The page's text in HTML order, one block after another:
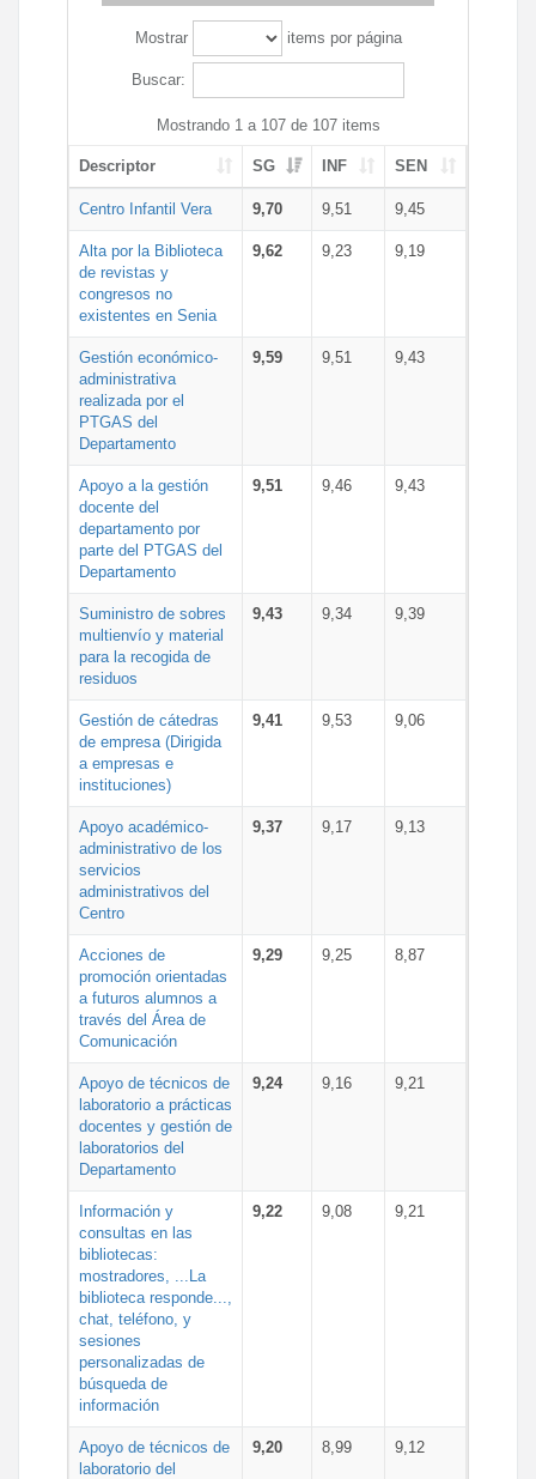
Mostrar items por página
Buscar:
Mostrando 1 a 107 de 107 items
Descriptor SG INF SEN
Centro Infantil Vera 9,70 9,51 9,45
Alta por la Biblioteca
de revistas y
congresos no
existentes en Senia
9,62 9,23 9,19
Gestión económico-
administrativa
realizada por el
PTGAS del
Departamento
9,59 9,51 9,43
Apoyo a la gestión
docente del
departamento por
parte del PTGAS del
Departamento
9,51 9,46 9,43
Suministro de sobres
multienvío y material
para la recogida de
residuos
9,43 9,34 9,39
Gestión de cátedras
de empresa (Dirigida
a empresas e
instituciones)
9,41 9,53 9,06
Apoyo académico-
administrativo de los
servicios
administrativos del
Centro
9,37 9,17 9,13
Acciones de
promoción orientadas
a futuros alumnos a
través del Área de
Comunicación
9,29 9,25 8,87
Apoyo de técnicos de
laboratorio a prácticas
docentes y gestión de
laboratorios del
Departamento
9,24 9,16 9,21
Información y
consultas en las
bibliotecas:
mostradores, ...La
biblioteca responde...,
chat, teléfono, y
sesiones
personalizadas de
búsqueda de
información
9,22 9,08 9,21
Apoyo de técnicos de
laboratorio del
9,20 8,99 9,12